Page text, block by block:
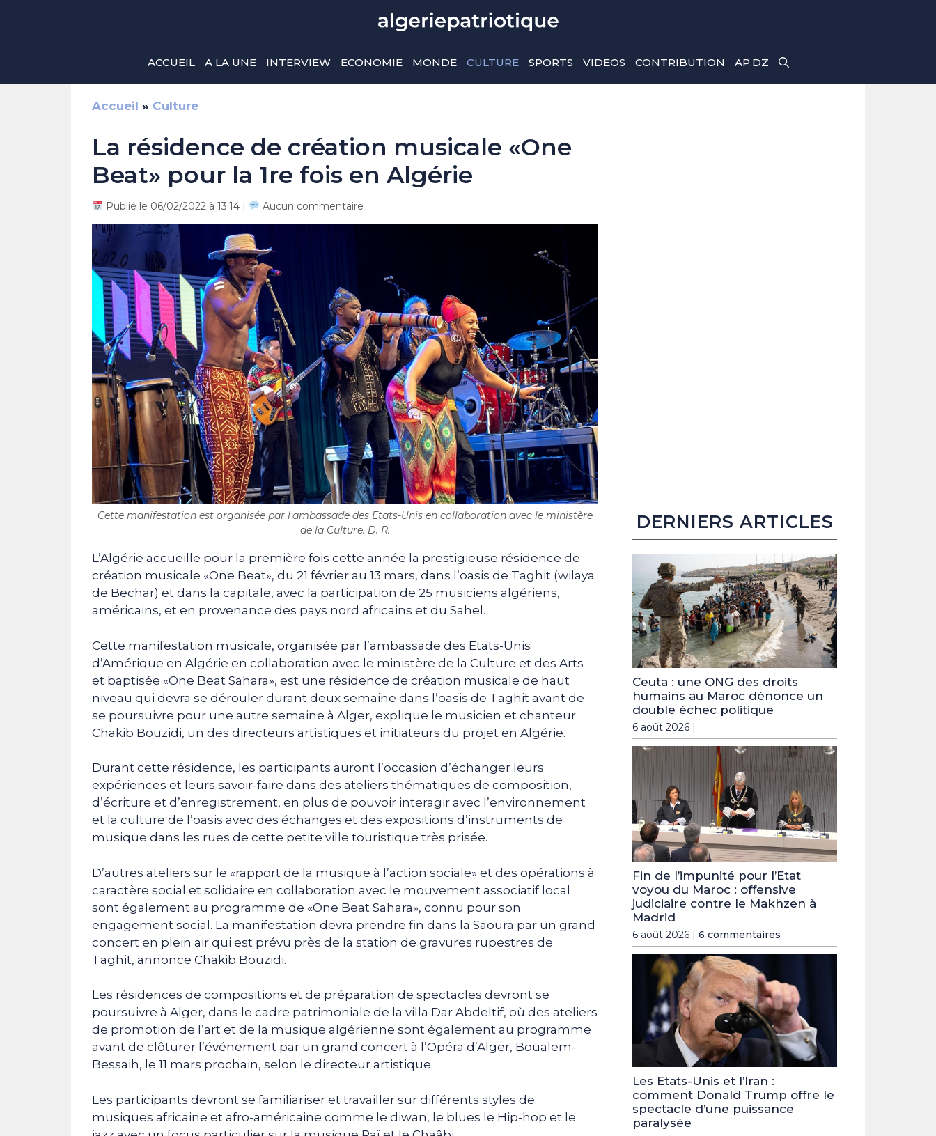
ACCUEIL A LA UNE INTERVIEW ECONOMIE MONDE CULTURE SPORTS VIDEOS CONTRIBUTION AP.DZ
Accueil » Culture
La résidence de création musicale «One
Beat» pour la 1re fois en Algérie
Publié le 06/02/2022 à 13:14 | Aucun commentaire
Cette manifestation est organisée par l'ambassade des Etats-Unis en collaboration avec le ministère
de la Culture. D. R.
L’Algérie accueille pour la première fois cette année la prestigieuse résidence de
création musicale «One Beat», du 21 février au 13 mars, dans l’oasis de Taghit (wilaya
de Bechar) et dans la capitale, avec la participation de 25 musiciens algériens,
américains, et en provenance des pays nord africains et du Sahel.
Cette manifestation musicale, organisée par l’ambassade des Etats-Unis
d’Amérique en Algérie en collaboration avec le ministère de la Culture et des Arts
et baptisée «One Beat Sahara», est une résidence de création musicale de haut
niveau qui devra se dérouler durant deux semaine dans l’oasis de Taghit avant de
se poursuivre pour une autre semaine à Alger, explique le musicien et chanteur
Chakib Bouzidi, un des directeurs artistiques et initiateurs du projet en Algérie.
Durant cette résidence, les participants auront l’occasion d’échanger leurs
expériences et leurs savoir-faire dans des ateliers thématiques de composition,
d’écriture et d’enregistrement, en plus de pouvoir interagir avec l’environnement
et la culture de l’oasis avec des échanges et des expositions d’instruments de
musique dans les rues de cette petite ville touristique très prisée.
D’autres ateliers sur le «rapport de la musique à l’action sociale» et des opérations à
caractère social et solidaire en collaboration avec le mouvement associatif local
sont également au programme de «One Beat Sahara», connu pour son
engagement social. La manifestation devra prendre fin dans la Saoura par un grand
concert en plein air qui est prévu près de la station de gravures rupestres de
Taghit, annonce Chakib Bouzidi.
Les résidences de compositions et de préparation de spectacles devront se
poursuivre à Alger, dans le cadre patrimoniale de la villa Dar Abdeltif, où des ateliers
de promotion de l’art et de la musique algérienne sont également au programme
avant de clôturer l’événement par un grand concert à l’Opéra d’Alger, Boualem-
Bessaih, le 11 mars prochain, selon le directeur artistique.
Les participants devront se familiariser et travailler sur différents styles de
musiques africaine et afro-américaine comme le diwan, le blues le Hip-hop et le
DERNIERS ARTICLES
Ceuta : une ONG des droits
humains au Maroc dénonce un
double échec politique
6 août 2026 |
Fin de l’impunité pour l’Etat
voyou du Maroc : offensive
judiciaire contre le Makhzen à
Madrid
6 août 2026 | 6 commentaires
Les Etats-Unis et l’Iran :
comment Donald Trump offre le
spectacle d’une puissance
paralysée